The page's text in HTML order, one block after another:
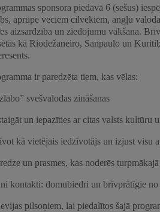
sponsora piedāvā 6 (sešus)
aprūpe veciem cilvēkiem, angļu
aizsardzība un ziedojumu vākšana.
kā Riodežaneiro, Sanpaulo un
ir paredzēta tiem, kas vēlas:
svešvalodas zināšanas
un iepazīties ar citas valsts kultūru
kā vietējais iedzīvotājs un izjust visu
un prasmes, kas noderēs
kontakti: domubiedri un brīvprātīgie
pilsoņiem, lai piedalītos šajā